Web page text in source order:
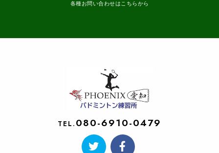
各種お問い合わせはこちらから
TEL. 080-6910-0479